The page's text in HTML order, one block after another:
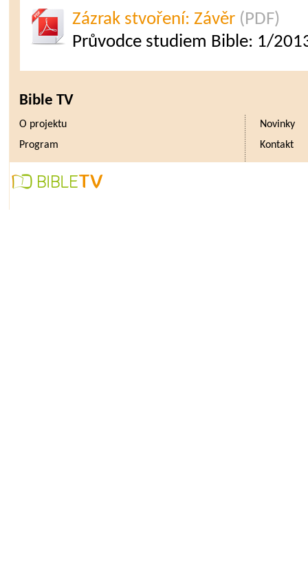
Zázrak stvoření: Závěr (PDF)
Průvodce studiem Bible: 1/
Bible TV
O projektu
Novinky
Program
Kontakt